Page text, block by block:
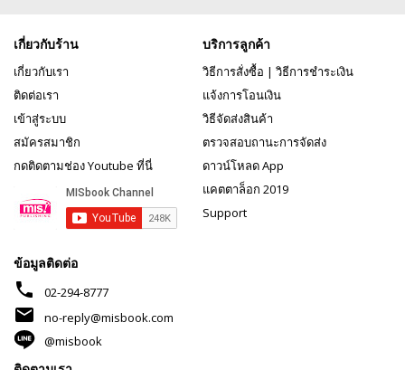
เกี่ยวกับร้าน
เกี่ยวกับเรา
ติดต่อเรา
เข้าสู่ระบบ
สมัครสมาชิก
กดติดตามช่อง Youtube ที่นี่
บริการลูกค้า
วิธีการสั่งซื้อ | วิธีการชำระเงิน
แจ้งการโอนเงิน
วิธีจัดส่งสินค้า
ตรวจสอบถานะการจัดส่ง
ดาวน์โหลด App
แคตตาล็อก 2019
Support
ข้อมูลติดต่อ
phone 02-294-8777
mail
no-reply@misbook.com
@misbook